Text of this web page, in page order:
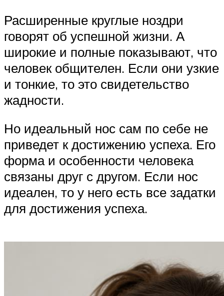
Расширенные круглые ноздри
говорят об успешной жизни. А
широкие и полные показывают, что
человек общителен. Если они узкие
и тонкие, то это свидетельство
жадности.
Но идеальный нос сам по себе не
приведет к достижению успеха. Его
форма и особенности человека
связаны друг с другом. Если нос
идеален, то у него есть все задатки
для достижения успеха.